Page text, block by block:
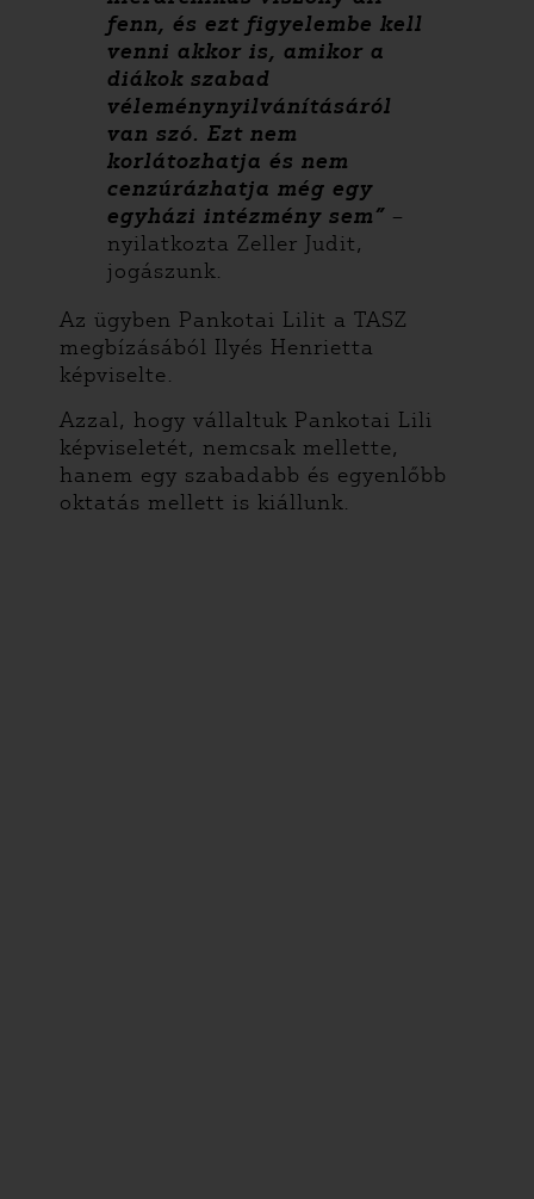
fenn, és ezt figyelembe kell
venni akkor is, amikor a
diákok szabad
véleménynyilvánításáról
van szó. Ezt nem
korlátozhatja és nem
cenzúrázhatja még egy
egyházi intézmény sem” –
nyilatkozta Zeller Judit,
jogászunk.
Az ügyben Pankotai Lilit a TASZ
megbízásából Ilyés Henrietta
képviselte.
Azzal, hogy vállaltuk Pankotai Lili
képviseletét, nemcsak mellette,
hanem egy szabadabb és egyenlőbb
oktatás mellett is kiállunk.